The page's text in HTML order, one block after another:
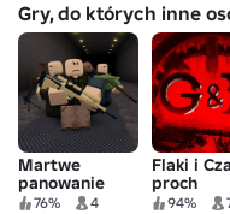
Gry, do których inne
Martwe
panowanie
76% 4
Flaki i
proch
94%